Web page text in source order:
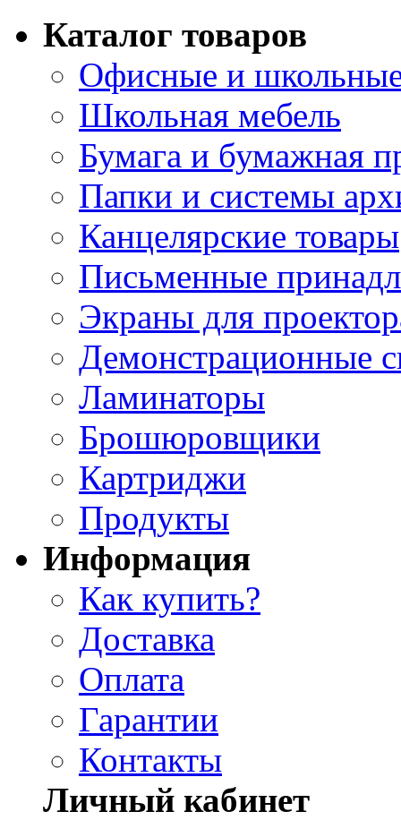
Каталог товаров
Офисные и
Школьная мебель
Бумага и бумажная
Папки и системы
Канцелярские товары
Письменные
Экраны для
Демонстрационные
Ламинаторы
Брошюровщики
Картриджи
Продукты
Информация
Как купить?
Доставка
Оплата
Гарантии
Контакты
Личный кабинет